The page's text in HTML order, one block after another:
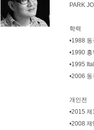
PARK
학력
•1988
•1990
•1995
•2006
개인전
•2015
•2008